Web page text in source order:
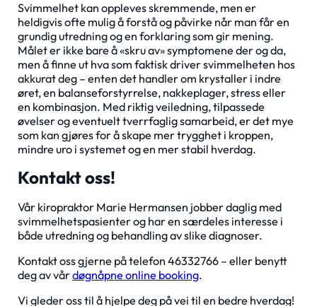
Svimmelhet kan oppleves skremmende, men er
heldigvis ofte mulig å forstå og påvirke når man får en
grundig utredning og en forklaring som gir mening.
Målet er ikke bare å «skru av» symptomene der og da,
men å finne ut hva som faktisk driver svimmelheten hos
akkurat deg – enten det handler om krystaller i indre
øret, en balanseforstyrrelse, nakkeplager, stress eller
en kombinasjon. Med riktig veiledning, tilpassede
øvelser og eventuelt tverrfaglig samarbeid, er det mye
som kan gjøres for å skape mer trygghet i kroppen,
mindre uro i systemet og en mer stabil hverdag.
Kontakt oss!
Vår kiropraktor Marie Hermansen jobber daglig med
svimmelhetspasienter og har en særdeles interesse i
både utredning og behandling av slike diagnoser.
Kontakt oss gjerne på telefon 46332766 – eller benytt
deg av vårdøgnåpne online booking.
Vi gleder oss til å hjelpe deg på vei til en bedre hverdag!